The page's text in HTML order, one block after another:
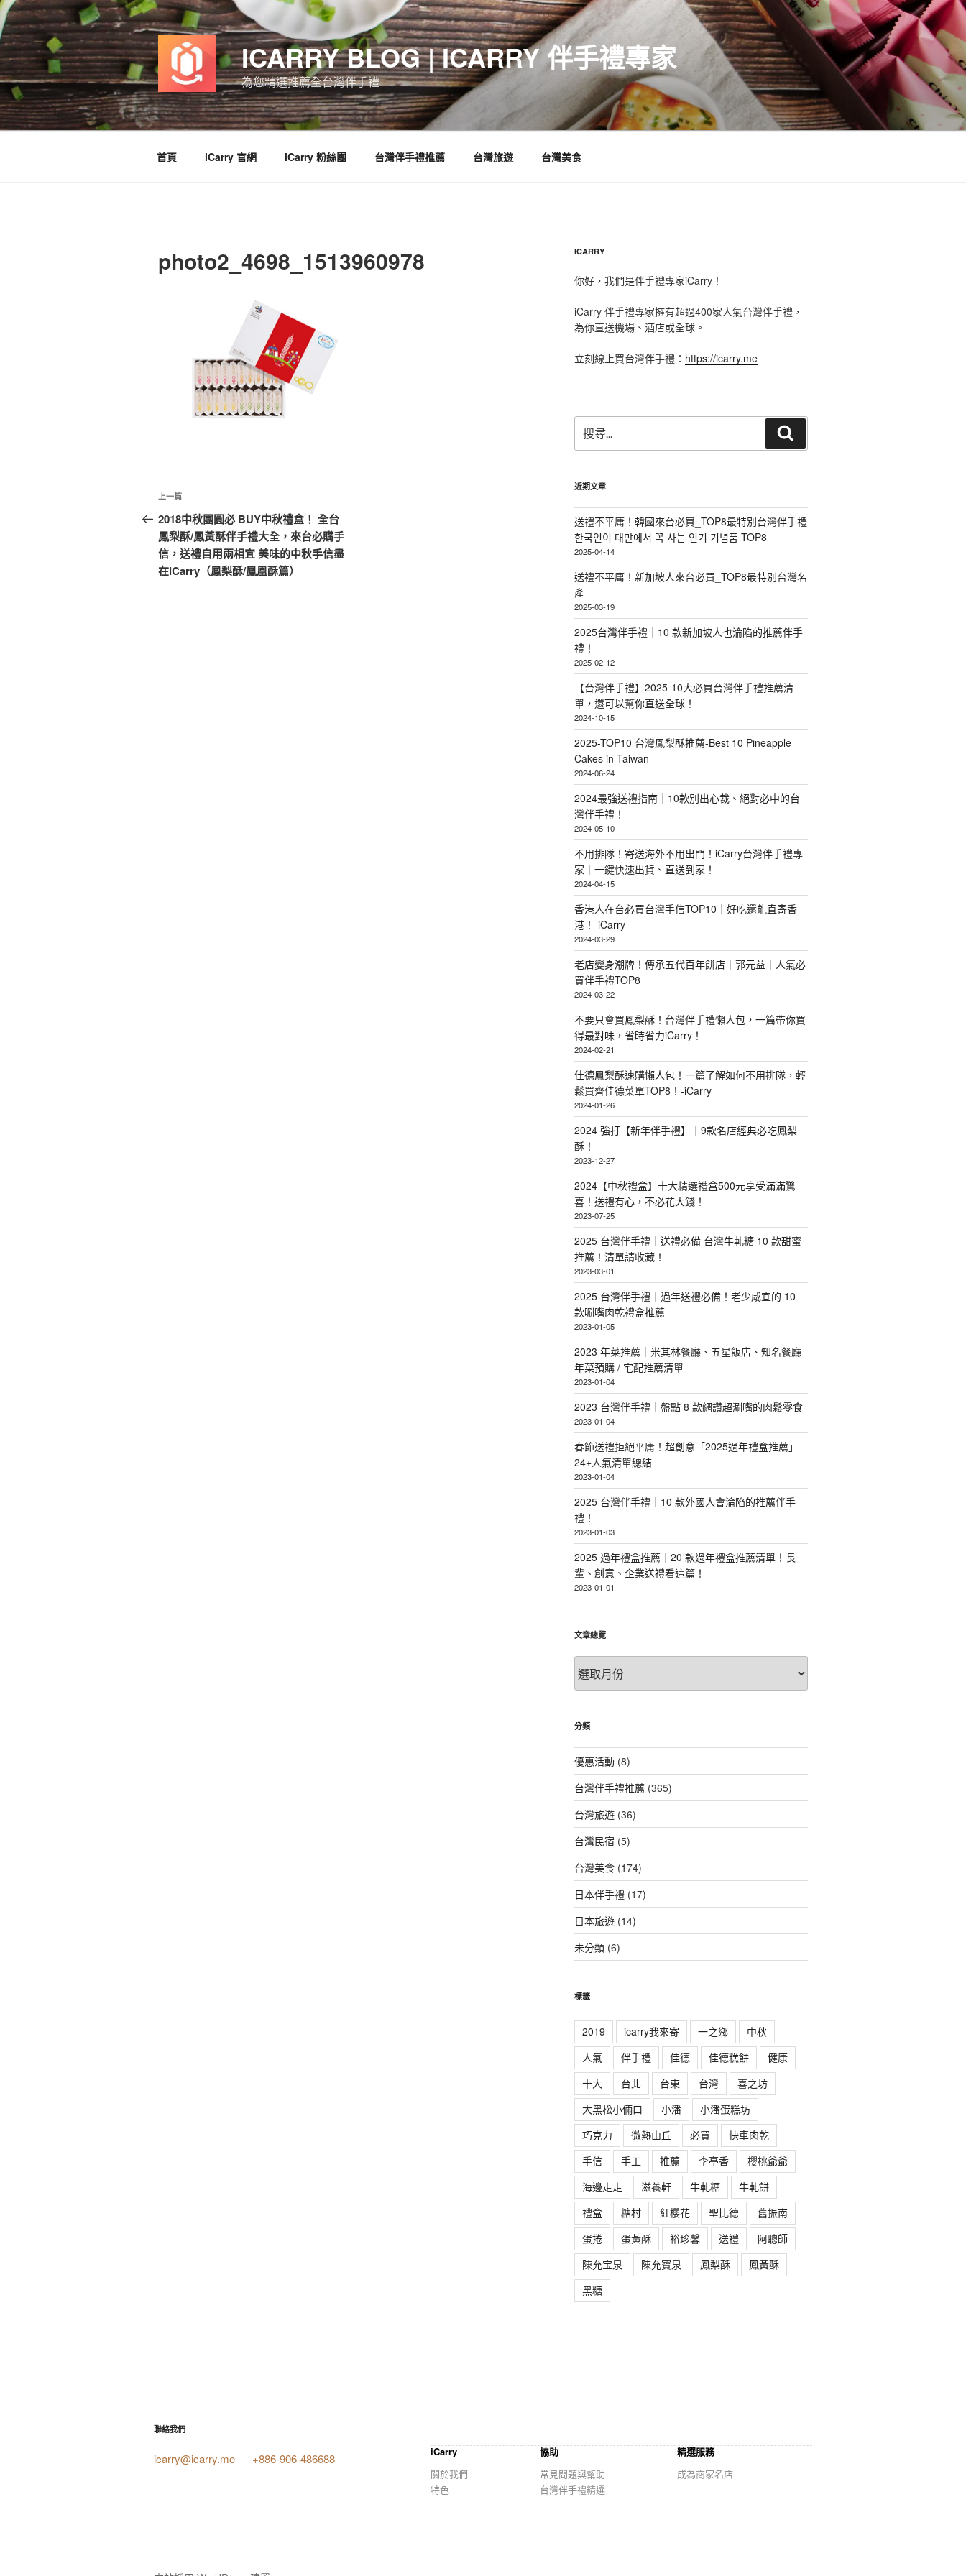
跳
至
主
要
內
容
ICARRY BLOG | ICARRY 伴手禮專家
為您精選推薦全台灣伴手禮
首頁 iCarry 官網 iCarry 粉絲團 台灣伴手禮推薦 台灣旅遊 台灣美食
photo2_4698_1513960978
文
章
導
覽
上
一
篇
文
章
上一篇
2018中秋團圓必 BUY中秋禮盒！ 全台
鳳梨酥/鳳黃酥伴手禮大全，來台必購手
信，送禮自用兩相宜 美味的中秋手信盡
在iCarry（鳳梨酥/鳳凰酥篇）
ICARRY
你好，我們是伴手禮專家iCarry！
iCarry 伴手禮專家擁有超過400家人氣台灣伴手禮，
為你直送機場、酒店或全球。
立刻線上買台灣伴手禮： https://icarry.me
尋
關
字:
尋
近期文章
送禮不平庸！韓國來台必買_TOP8最特別台灣伴手禮
한국인이 대만에서 꼭 사는 인기 기념품 TOP8
2025-04-14
送禮不平庸！新加坡人來台必買_TOP8最特別台灣名
產
2025-03-19
2025台灣伴手禮｜10 款新加坡人也淪陷的推薦伴手
禮！
2025-02-12
【台灣伴手禮】2025-10大必買台灣伴手禮推薦清
單，還可以幫你直送全球！
2024-10-15
2025-TOP10 台灣鳳梨酥推薦-Best 10 Pineapple
Cakes in Taiwan
2024-06-24
2024最強送禮指南｜10款別出心裁、絕對必中的台
灣伴手禮！
2024-05-10
不用排隊！寄送海外不用出門！iCarry台灣伴手禮專
家｜一鍵快速出貨、直送到家！
2024-04-15
香港人在台必買台灣手信TOP10｜好吃還能直寄香
港！-iCarry
2024-03-29
老店變身潮牌！傳承五代百年餅店｜郭元益｜人氣必
買伴手禮TOP8
2024-03-22
不要只會買鳳梨酥！台灣伴手禮懶人包，一篇帶你買
得最對味，省時省力iCarry！
2024-02-21
佳德鳳梨酥速購懶人包！一篇了解如何不用排隊，輕
鬆買齊佳德菜單TOP8！-iCarry
2024-01-26
2024 強打【新年伴手禮】｜9款名店經典必吃鳳梨
酥！
2023-12-27
2024【中秋禮盒】十大精選禮盒500元享受滿滿驚
喜！送禮有心，不必花大錢！
2023-07-25
2025 台灣伴手禮｜送禮必備 台灣牛軋糖 10 款甜蜜
推薦！清單請收藏！
2023-03-01
2025 台灣伴手禮｜過年送禮必備！老少咸宜的 10
款唰嘴肉乾禮盒推薦
2023-01-05
2023 年菜推薦｜米其林餐廳、五星飯店、知名餐廳
年菜預購 / 宅配推薦清單
2023-01-04
2023 台灣伴手禮｜盤點 8 款網讚超涮嘴的肉鬆零食
2023-01-04
春節送禮拒絕平庸！超創意「2025過年禮盒推薦」
24+人氣清單總結
2023-01-04
2025 台灣伴手禮｜10 款外國人會淪陷的推薦伴手
禮！
2023-01-03
2025 過年禮盒推薦｜20 款過年禮盒推薦清單！長
輩、創意、企業送禮看這篇！
2023-01-01
文章總覽
章
總
分類
優惠活動(8)
台灣伴手禮推薦(365)
台灣旅遊(36)
台灣民宿 (5)
台灣美食(174)
日本伴手禮(17)
日本旅遊(14)
未分類(6)
標籤
2019 icarry我來寄 一之鄉
中秋
人氣
伴手禮 佳德 佳德糕餅
健康
十大
台北 台東 台灣
喜之坊
大黑松小倆口
小潘
小潘蛋糕坊
巧克力
微熱山丘 必買
快車肉乾
手信
手工 推薦 李亭香
櫻桃爺爺
海邊走走
滋養軒 牛軋糖
牛軋餅
禮盒
糖村 紅櫻花 聖比德
舊振南
蛋捲
蛋黃酥 裕珍馨 送禮
阿聰師
陳允宝泉
陳允寶泉 鳳梨酥
鳳黃酥
黑糖
聯絡我們
icarry@icarry.me +886-906-486688
iCarry
關於我們
特色
協助
常見問題與幫助
台灣伴手禮精選
精選服務
成為商家名店